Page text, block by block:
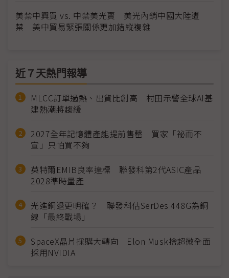
美禁中興買 vs. 中禁美光賣 美光內銷中國大陸遭
禁 美中貿易緊張關係更加錯縱複雜
近７天熱門報導
MLCC訂單過熱、出貨比創高 村田示警全球AI基
建熱潮將趨緩
2027全年記憶體產能提前售罄 買家「祕而不
宣」只怕買不夠
英特爾EMIB良率達標 聯發科第2代ASIC產品
2028準時量產
光進銅退更明確？ 聯發科估SerDes 448G為銅
線「最終戰場」
SpaceX晶片採購大轉向 Elon Musk捨超微全面
採用NVIDIA